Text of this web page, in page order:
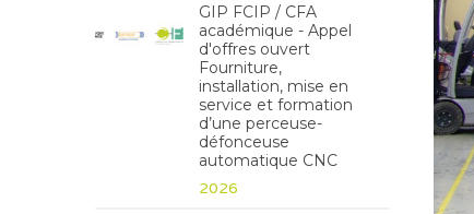
GIP FCIP / CFA
académique - Appel
d'offres ouvert
Fourniture,
installation, mise en
service et formation
d’une perceuse-
défonceuse
automatique CNC
2026